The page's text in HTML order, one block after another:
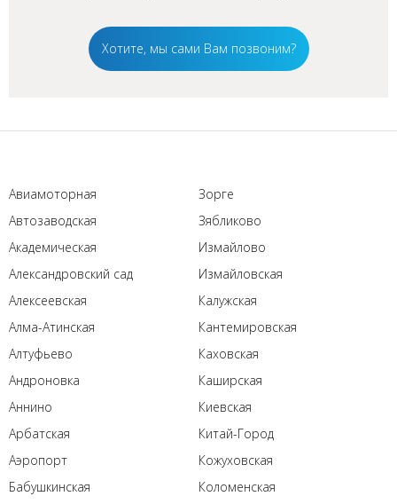
Хотите, мы сами Вам позвоним?
Авиамоторная
Автозаводская
Академическая
Александровский сад
Алексеевская
Алма-Атинская
Алтуфьево
Андроновка
Аннино
Арбатская
Аэропорт
Бабушкинская
Зорге
Зябликово
Измайлово
Измайловская
Калужская
Кантемировская
Каховская
Каширская
Киевская
Китай-Город
Кожуховская
Коломенская